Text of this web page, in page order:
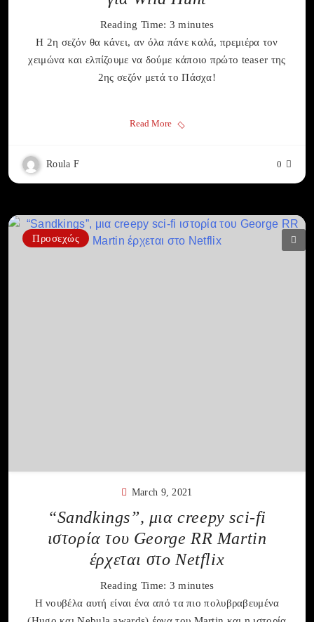
Reading Time: 3 minutes
Η 2η σεζόν θα κάνει, αν όλα πάνε καλά, πρεμιέρα τον
χειμώνα και ελπίζουμε να δούμε κάποιο πρώτο teaser της
2ης σεζόν μετά το Πάσχα!
Read More
Roula F 0
Προσεχώς
March 9, 2021
“Sandkings”, μια creepy sci-fi
ιστορία του George RR Martin
έρχεται στο Netflix
Reading Time: 3 minutes
Η νουβέλα αυτή είναι ένα από τα πιο πολυβραβευμένα